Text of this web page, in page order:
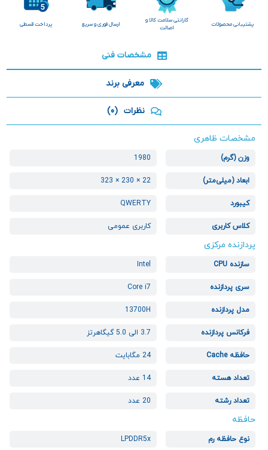
پشتیبانی محصولات
گارانتی سلامت کالا و
اصالت
ارسال فوری و سریع پرداخت قسطی
مشخصات فنی
معرفی برند
نظرات (0)
مشخصات ظاهری
وزن (گرم) 1980
ابعاد (میلی‌متر) 22 × 230 × 323
کیبورد QWERTY
کلاس کاربری کاربری عمومی
پردازنده مرکزی
سازنده CPU Intel
سری پردازنده Core i7
مدل پردازنده 13700H
فرکانس پردازنده 3.7 الی 5.0 گیگاهرتز
حافظه Cache 24 مگابایت
تعداد هسته 14 عدد
تعداد رشته 20 عدد
حافظه
نوع حافظه رم LPDDR5x